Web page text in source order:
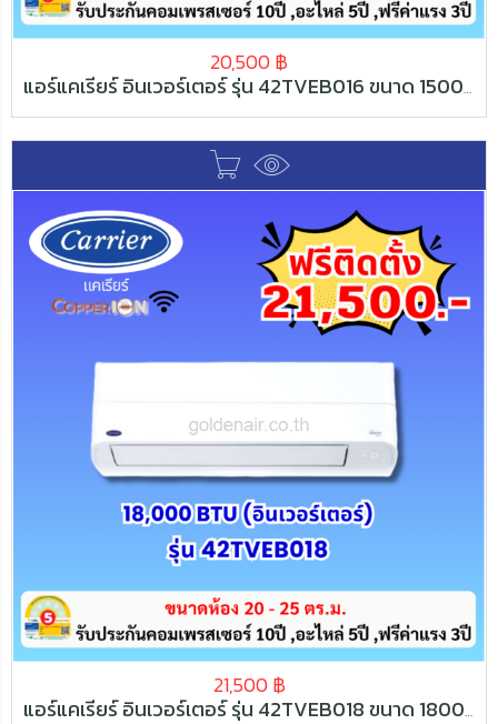
20,500 ฿
แอร์แคเรียร์ อินเวอร์เตอร์ รุ่น 42TVEB016 ขนาด 15000 BTU
21,500 ฿
แอร์แคเรียร์ อินเวอร์เตอร์ รุ่น 42TVEB018 ขนาด 18000 BTU